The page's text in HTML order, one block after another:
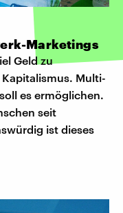
Marketings
Geld zu
Multi-
es ermöglichen.
seit
ist dieses